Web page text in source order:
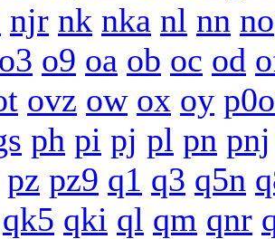
njr nk nka nl nn no
o3 o9 oa ob oc od
ovz ow ox oy p0o
ph pi pj pl pn pnj
pz pz9 q1 q3 q5n
qk5 qki ql qm qnr